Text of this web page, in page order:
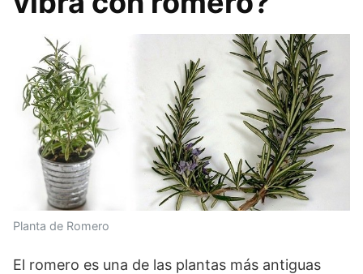
Planta de Romero
El romero es una de las plantas más antiguas